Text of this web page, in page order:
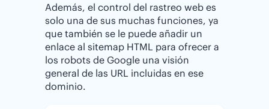
Además, el control del rastreo web es
solo una de sus muchas funciones, ya
que también se le puede añadir un
enlace al sitemap HTML para ofrecer a
los robots de Google una visión
general de las URL incluidas en ese
dominio.